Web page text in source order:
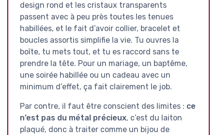
design rond et les cristaux transparents
passent avec à peu près toutes les tenues
habillées, et le fait d’avoir collier, bracelet et
boucles assortis simplifie la vie. Tu ouvres la
boîte, tu mets tout, et tu es raccord sans te
prendre la tête. Pour un mariage, un baptême,
une soirée habillée ou un cadeau avec un
minimum d’effet, ça fait clairement le job.
Par contre, il faut être conscient des limites : ce
n’est pas du métal précieux, c’est du laiton
plaqué, donc à traiter comme un bijou de